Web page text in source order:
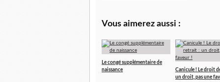
Vous aimerez aussi :
Le congé supplémentaire de
naissance
Canicule ! Le droit
un droit, pas une